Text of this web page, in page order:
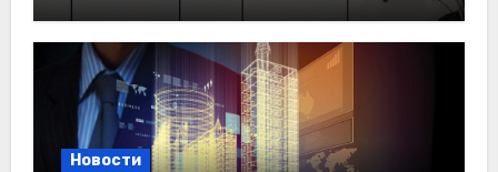
Новости